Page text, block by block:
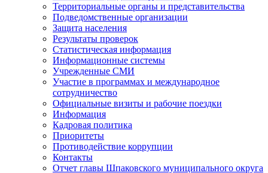
Территориальные органы и представительства
Подведомственные организации
Защита населения
Результаты проверок
Статистическая информация
Информационные системы
Учрежденные СМИ
Участие в программах и международное
сотрудничество
Официальные визиты и рабочие поездки
Информация
Кадровая политика
Приоритеты
Противодействие коррупции
Контакты
Отчет главы Шпаковского муниципального округа